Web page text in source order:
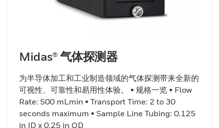
Midas® 气体探测器
为半导体加工和工业制造领域的气体探测带来全新的
可视性、可靠性和易用性体验。 • 规格一览 • Flow
Rate: 500 mLmin • Transport Time: 2 to 30
seconds maximum • Sample Line Tubing: 0.125
in ID x 0.25 in OD